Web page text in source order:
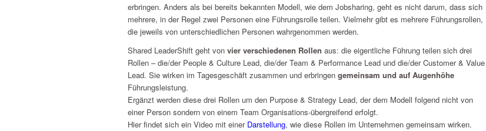
erbringen. Anders als bei bereits bekannten Modell, wie dem Jobsharing, geht es nicht darum, dass sich
mehrere, in der Regel zwei Personen eine Führungsrolle teilen. Vielmehr gibt es mehrere Führungsrollen,
die jeweils von unterschiedlichen Personen wahrgenommen werden.
Shared LeaderShift geht von vier verschiedenen Rollen aus: die eigentliche Führung teilen sich drei
Rollen – die/der People & Culture Lead, die/der Team & Performance Lead und die/der Customer & Value
Lead. Sie wirken im Tagesgeschäft zusammen und erbringen gemeinsam und auf Augenhöhe
Führungsleistung.
Ergänzt werden diese drei Rollen um den Purpose & Strategy Lead, der dem Modell folgend nicht von
einer Person sondern von einem Team Organisations-übergreifend erfolgt.
Hier findet sich ein Video mit einer Darstellung, wie diese Rollen im Unternehmen gemeinsam wirken.